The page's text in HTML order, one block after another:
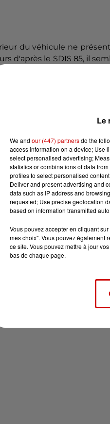
du véhicule ne
d'après le SDIS 85, il
Le
We and our (447) partnersdo the
access information on a device; Use
select personalised advertising;
statistics or combinations of data
profiles to select personalised
Deliver and present advertising and
data such as IP address and
requested; Use precise geolocation
based on information transmitted
Vous pouvez accepter en cliquant
mes choix". Vous pouvez également
ce site. Vous pouvez mettre à jour
bas de chaque page.